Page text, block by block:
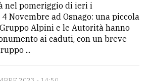
nel pomeriggio di ieri i
Novembre ad Osnago: una piccola
Alpini e le Autorità hanno
ai caduti, con un breve
...